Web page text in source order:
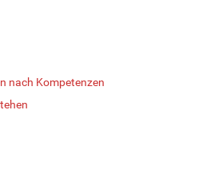
nach Kompetenzen